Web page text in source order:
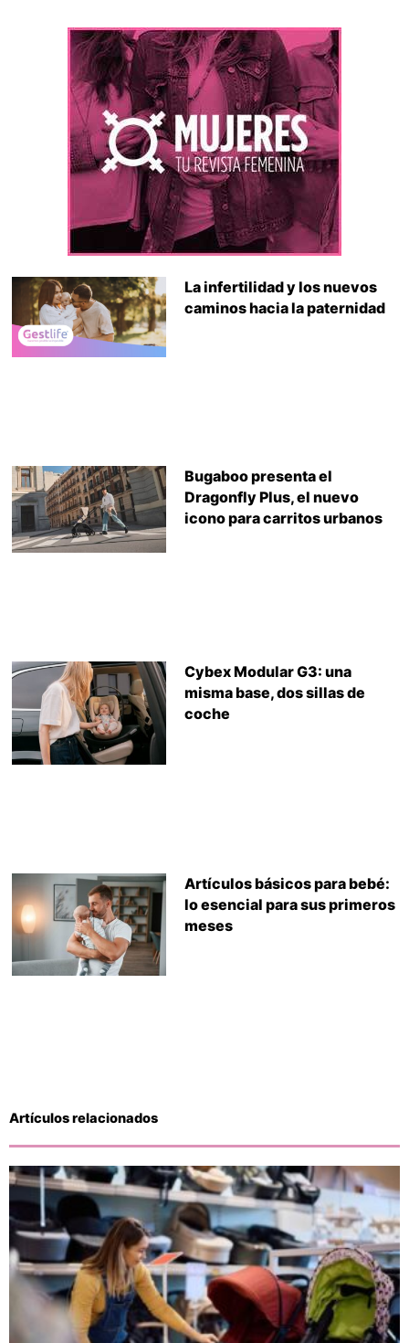
La infertilidad y los nuevos
caminos hacia la paternidad
Bugaboo presenta el
Dragonfly Plus, el nuevo
icono para carritos urbanos
Cybex Modular G3: una
misma base, dos sillas de
coche
Artículos básicos para bebé:
lo esencial para sus primeros
meses
Artículos relacionados